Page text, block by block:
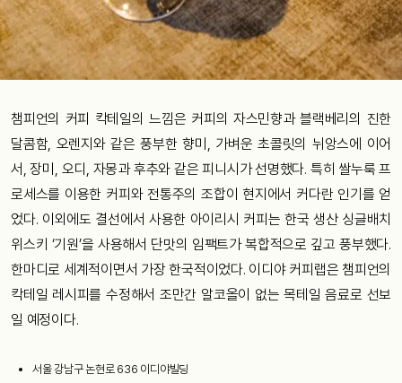
챔피언의 커피 칵테일의 느낌은 커피의 자스민향과 블랙베리의 진한
달콤함, 오렌지와 같은 풍부한 향미, 가벼운 초콜릿의 뉘앙스에 이어
서, 장미, 오디, 자몽과 후추와 같은 피니시가 선명했다. 특히 쌀누룩 프
로세스를 이용한 커피와 전통주의 조합이 현지에서 커다란 인기를 얻
었다. 이외에도 결선에서 사용한 아이리시 커피는 한국 생산 싱글배치
위스키 ‘기원’을 사용해서 단맛의 임팩트가 복합적으로 깊고 풍부했다.
한마디로 세계적이면서 가장 한국적이었다. 이디야 커피랩은 챔피언의
칵테일 레시피를 수정해서 조만간 알코올이 없는 목테일 음료로 선보
일 예정이다.
서울 강남구 논현로 636 이디야빌딩